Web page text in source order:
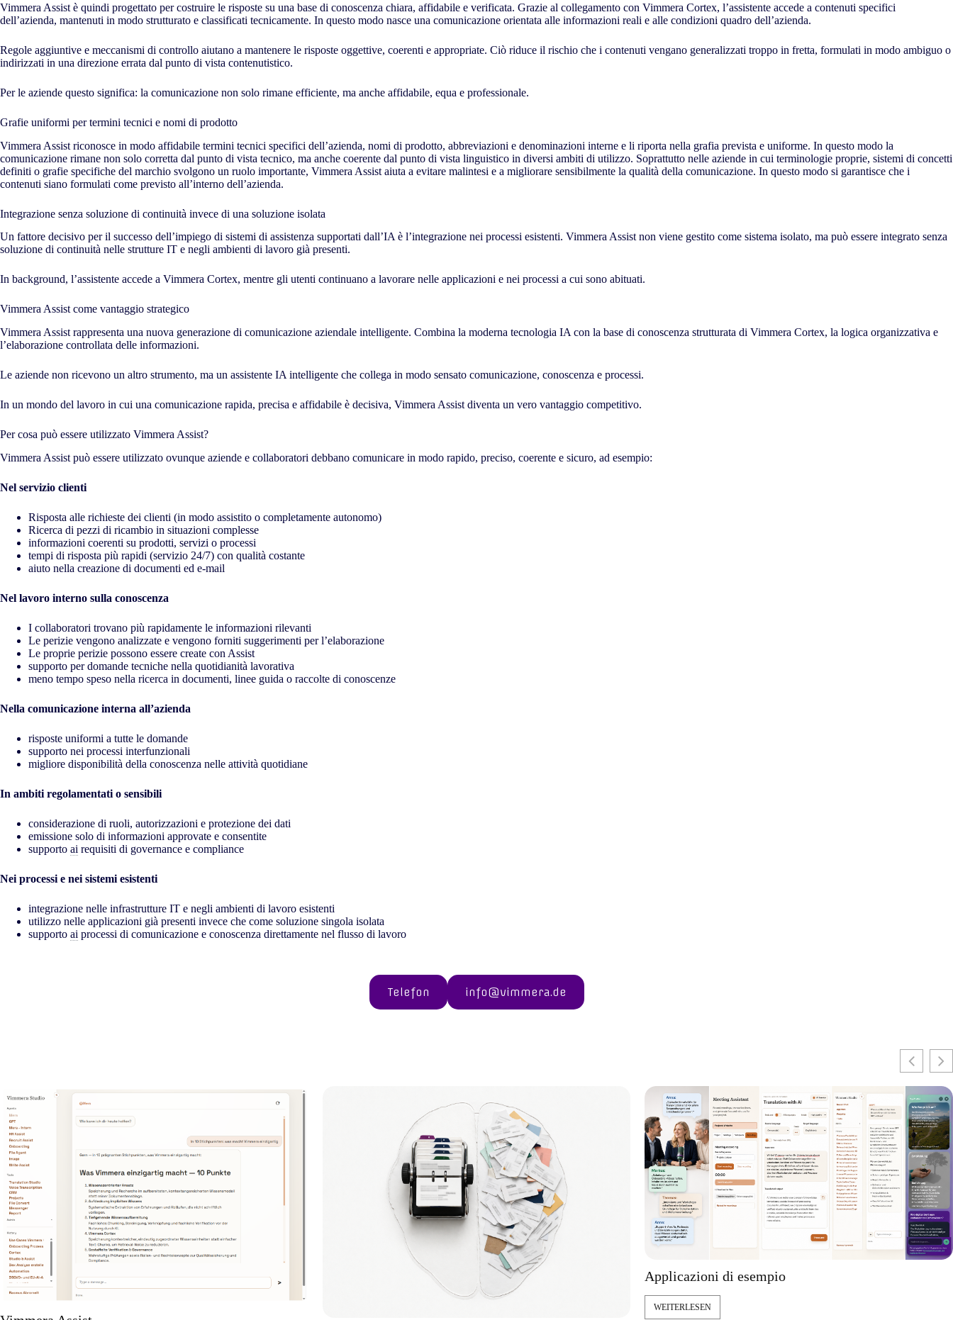
Vimmera Assist è quindi progettato per costruire le risposte su una base di conoscenza chiara, affidabile e verificata. Grazie al collegamento con Vimmera Cortex, l’assistente accede a contenuti specifici
dell’azienda, mantenuti in modo strutturato e classificati tecnicamente. In questo modo nasce una comunicazione orientata alle informazioni reali e alle condizioni quadro dell’azienda.
Regole aggiuntive e meccanismi di controllo aiutano a mantenere le risposte oggettive, coerenti e appropriate. Ciò riduce il rischio che i contenuti vengano generalizzati troppo in fretta, formulati in modo ambiguo o
indirizzati in una direzione errata dal punto di vista contenutistico.
Per le aziende questo significa: la comunicazione non solo rimane efficiente, ma anche affidabile, equa e professionale.
Grafie uniformi per termini tecnici e nomi di prodotto
Vimmera Assist riconosce in modo affidabile termini tecnici specifici dell’azienda, nomi di prodotto, abbreviazioni e denominazioni interne e li riporta nella grafia prevista e uniforme. In questo modo la
comunicazione rimane non solo corretta dal punto di vista tecnico, ma anche coerente dal punto di vista linguistico in diversi ambiti di utilizzo. Soprattutto nelle aziende in cui terminologie proprie, sistemi di concetti
definiti o grafie specifiche del marchio svolgono un ruolo importante, Vimmera Assist aiuta a evitare malintesi e a migliorare sensibilmente la qualità della comunicazione. In questo modo si garantisce che i
contenuti siano formulati come previsto all’interno dell’azienda.
Integrazione senza soluzione di continuità invece di una soluzione isolata
Un fattore decisivo per il successo dell’impiego di sistemi di assistenza supportati dall’IA è l’integrazione nei processi esistenti. Vimmera Assist non viene gestito come sistema isolato, ma può essere integrato senza
soluzione di continuità nelle strutture IT e negli ambienti di lavoro già presenti.
In background, l’assistente accede a Vimmera Cortex, mentre gli utenti continuano a lavorare nelle applicazioni e nei processi a cui sono abituati.
Vimmera Assist come vantaggio strategico
Vimmera Assist rappresenta una nuova generazione di comunicazione aziendale intelligente. Combina la moderna tecnologia IA con la base di conoscenza strutturata di Vimmera Cortex, la logica organizzativa e
l’elaborazione controllata delle informazioni.
Le aziende non ricevono un altro strumento, ma un assistente IA intelligente che collega in modo sensato comunicazione, conoscenza e processi.
In un mondo del lavoro in cui una comunicazione rapida, precisa e affidabile è decisiva, Vimmera Assist diventa un vero vantaggio competitivo.
Per cosa può essere utilizzato Vimmera Assist?
Vimmera Assist può essere utilizzato ovunque aziende e collaboratori debbano comunicare in modo rapido, preciso, coerente e sicuro, ad esempio:
Nel servizio clienti
Risposta alle richieste dei clienti (in modo assistito o completamente autonomo)
Ricerca di pezzi di ricambio in situazioni complesse
informazioni coerenti su prodotti, servizi o processi
tempi di risposta più rapidi (servizio 24/7) con qualità costante
aiuto nella creazione di documenti ed e-mail
Nel lavoro interno sulla conoscenza
I collaboratori trovano più rapidamente le informazioni rilevanti
Le perizie vengono analizzate e vengono forniti suggerimenti per l’elaborazione
Le proprie perizie possono essere create con Assist
supporto per domande tecniche nella quotidianità lavorativa
meno tempo speso nella ricerca in documenti, linee guida o raccolte di conoscenze
Nella comunicazione interna all’azienda
risposte uniformi a tutte le domande
supporto nei processi interfunzionali
migliore disponibilità della conoscenza nelle attività quotidiane
In ambiti regolamentati o sensibili
considerazione di ruoli, autorizzazioni e protezione dei dati
emissione solo di informazioni approvate e consentite
supporto ai requisiti di governance e compliance
Nei processi e nei sistemi esistenti
integrazione nelle infrastrutture IT e negli ambienti di lavoro esistenti
utilizzo nelle applicazioni già presenti invece che come soluzione singola isolata
supporto ai processi di comunicazione e conoscenza direttamente nel flusso di lavoro
Telefon info@vimmera.de
Applicazioni di esempio
WEITERLESEN